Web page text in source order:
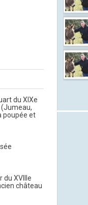
du XIXe
poupée et
du XVIIIe
château